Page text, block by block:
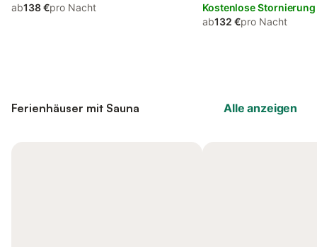
ab138 €pro Nacht
Kostenlose Stornierung
ab132 €pro Nacht
Ferienhäuser mit Sauna Alle anzeigen